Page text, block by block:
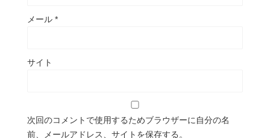
メール *
サイト
次回のコメントで使用するためブラウザーに自分の名
前、メールアドレス、サイトを保存する。